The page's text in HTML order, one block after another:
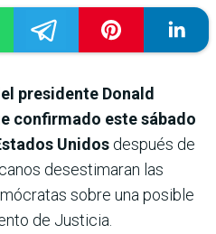
presidente Donald
confirmado este sábado
Unidos después de
desestimaran las
sobre una posible
de Justicia.